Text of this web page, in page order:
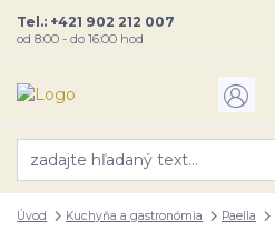
Tel.: +421 902 212 007
od 8:00 - do 16:00 hod
Úvod Kuchyňa a gastronómia Paella